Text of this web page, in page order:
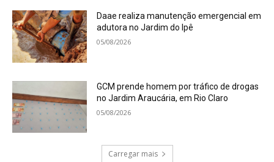
Daae realiza manutenção emergencial em
adutora no Jardim do Ipê
05/08/2026
GCM prende homem por tráfico de drogas
no Jardim Araucária, em Rio Claro
05/08/2026
Carregar mais